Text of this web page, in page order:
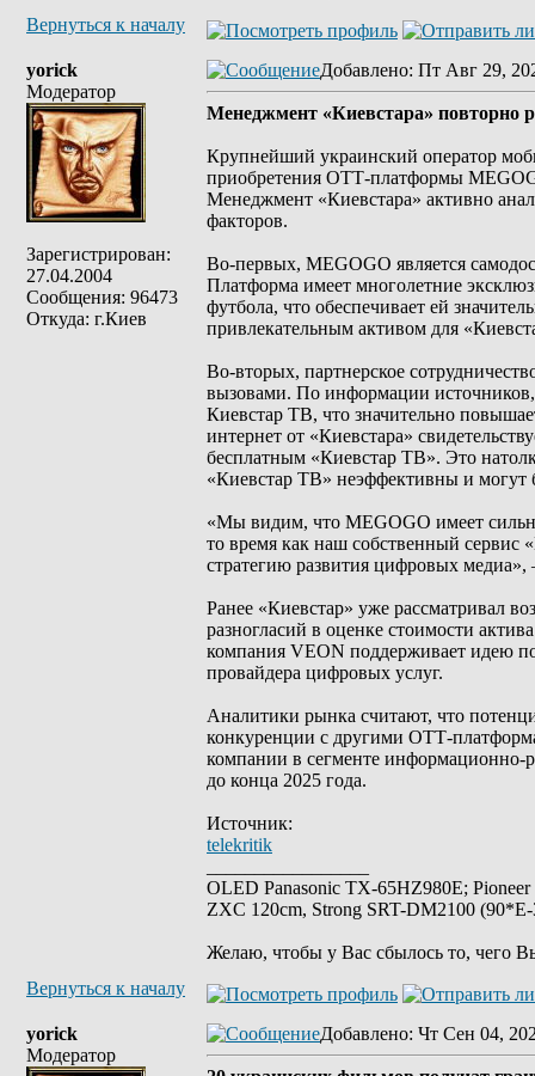
Вернуться к началу
yorick
Модератор
Зарегистрирован:
27.04.2004
Сообщения: 96473
Откуда: г.Киев
Добавлено: Пт Авг 29,
Менеджмент «Киевстара» повторно
Крупнейший украинский оператор
приобретения ОТТ-платформы
Менеджмент «Киевстара» активно
факторов.
Во-первых, MEGOGO является
Платформа имеет многолетние
футбола, что обеспечивает ей
привлекательным активом для
Во-вторых, партнерское
вызовами. По информации источников,
Киевстар ТВ, что значительно
интернет от «Киевстара»
бесплатным «Киевстар ТВ». Это
«Киевстар ТВ» неэффективны и могут
«Мы видим, что MEGOGO имеет
то время как наш собственный сервис
стратегию развития цифровых
Ранее «Киевстар» уже рассматривал
разногласий в оценке стоимости
компания VEON поддерживает идею
провайдера цифровых услуг.
Аналитики рынка считают, что
конкуренции с другими ОТТ-
компании в сегменте информационно-
до конца 2025 года.
Источник:
telekritik
OLED Panasonic TX-65HZ980E;
ZXC 120cm, Strong SRT-DM2100
Желаю, чтобы у Вас сбылось то, чего
Вернуться к началу
yorick
Модератор
Добавлено: Чт Сен 04,